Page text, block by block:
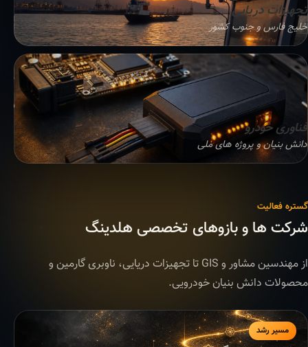
تجهیزات دریایی
خلیج فارس و جنوب کشور
فناوری خودرو
دانش بنیان و پروژه های ملی
گستره فعالیت
شرکت ها و بازوهای تخصصی هلدینگ
از مهندسین مشاور و GIS تا تجهیزات دریایی، ناوبری گارمین و
محصولات دانش بنیان خودرویی.
مسیر رشد